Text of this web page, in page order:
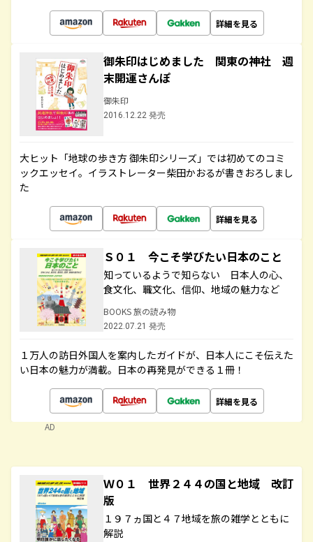
詳細を見る
御朱印はじめました 関東の神社 週
末開運さんぽ
御朱印
2016.12.22 発売
大ヒット「地球の歩き方 御朱印シリーズ」では初めてのコミ
ックエッセイ。イラストレーター柴田かおるが書きおろしまし
た
詳細を見る
Ｓ０１ 今こそ学びたい日本のこと
知っているようで知らない 日本人の心、
食文化、職文化、信仰、地域の魅力など
BOOKS 旅の読み物
2022.07.21 発売
１万人の訪日外国人を案内したガイドが、日本人にこそ伝えた
い日本の魅力が満載。日本の再発見ができる１冊！
詳細を見る
AD
Ｗ０１ 世界２４４の国と地域 改訂
版
１９７ヵ国と４７地域を旅の雑学とともに
解説